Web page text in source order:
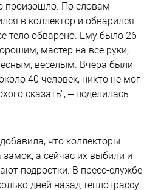
произошло. По словам
в коллектор и обварился
тело обварено. Ему было 26
мастер на все руки,
веселым. Вчера были
40 человек, никто не мог
сказать", – поделилась
что коллекторы
а сейчас их выбили и
подростки. В пресс-службе
дней назад теплотрассу